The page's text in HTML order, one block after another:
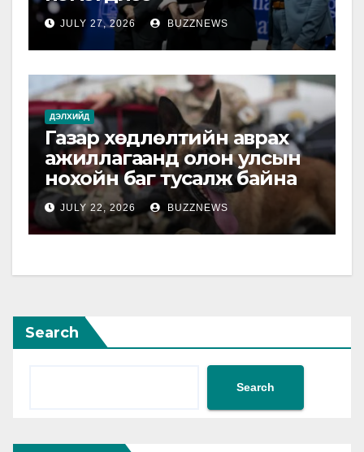
JULY 27, 2026 BUZZNEWS
ДЭЛХИЙД
Газар хөдлөлтийн аврах
ажиллагаанд олон улсын
нохойн баг тусалж байна
JULY 22, 2026 BUZZNEWS
Search
Search